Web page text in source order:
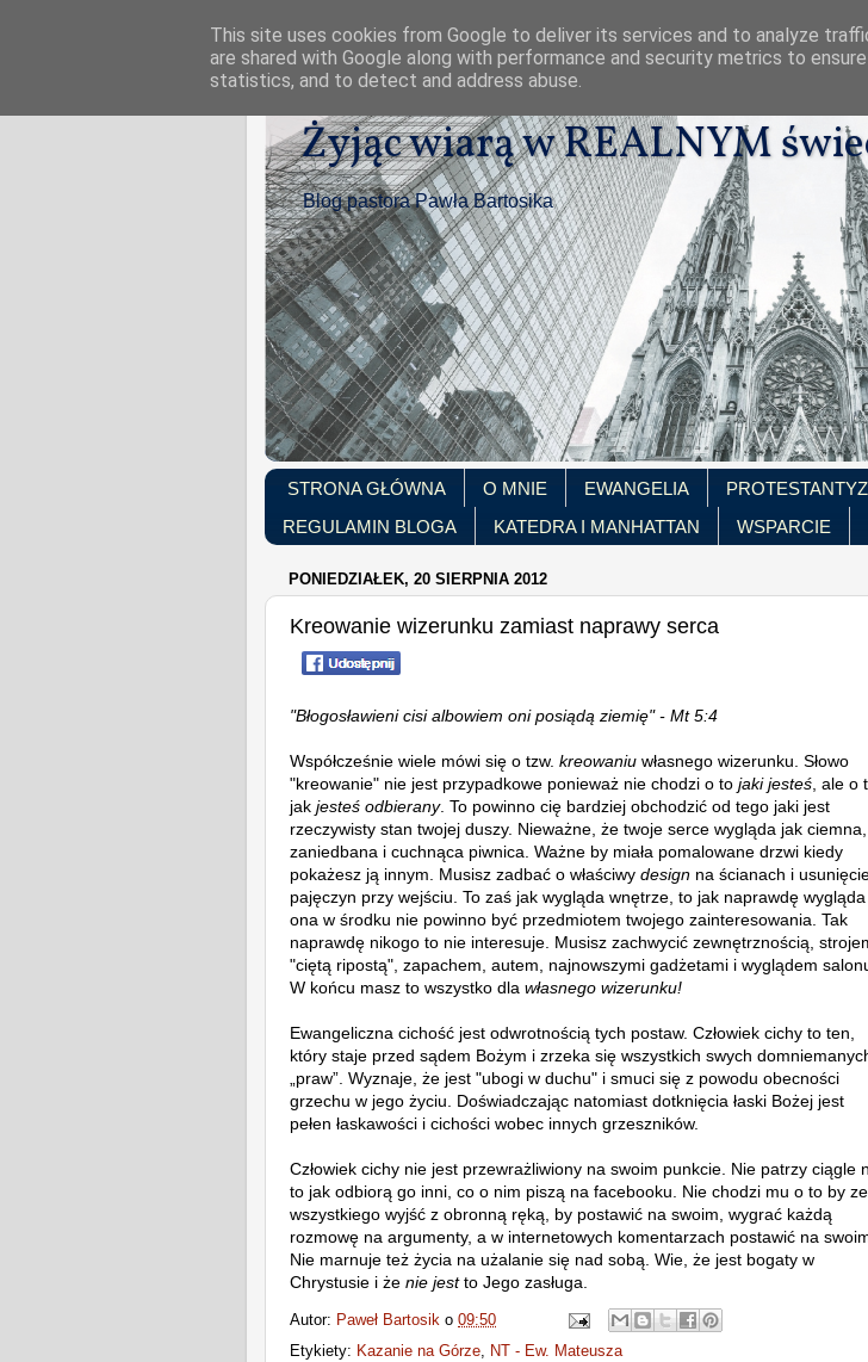
Żyjąc wiarą w REALNYM
Blog pastora Pawła Bartosika
STRONA GŁÓWNA O MNIE EWANGELIA
REGULAMIN BLOGA
KATEDRA I MANHATTAN WSPARCIE
PONIEDZIAŁEK, 20 SIERPNIA 2012
Kreowanie wizerunku zamiast naprawy serca
"Błogosławieni cisi albowiem oni posiądą ziemię" - Mt 5:4
Współcześnie wiele mówi się o tzw. kreowaniu własnego wizerunku. Słowo
"kreowanie" nie jest przypadkowe ponieważ nie chodzi o to jaki jesteś , ale o
jak jesteś odbierany. To powinno cię bardziej obchodzić od tego jaki jest
rzeczywisty stan twojej duszy. Nieważne, że twoje serce wygląda jak ciemna,
zaniedbana i cuchnąca piwnica. Ważne by miała pomalowane drzwi kiedy
pokażesz ją innym. Musisz zadbać o właściwy design na ścianach i
pajęczyn przy wejściu. To zaś jak wygląda wnętrze, to jak naprawdę wygląda
ona w środku nie powinno być przedmiotem twojego zainteresowania. Tak
naprawdę nikogo to nie interesuje. Musisz zachwycić zewnętrznością,
"ciętą ripostą", zapachem, autem, najnowszymi gadżetami i wyglądem
W końcu masz to wszystko dla własnego wizerunku!
Ewangeliczna cichość jest odwrotnością tych postaw. Człowiek cichy to ten,
który staje przed sądem Bożym i zrzeka się wszystkich swych
„praw”. Wyznaje, że jest "ubogi w duchu" i smuci się z powodu obecności
grzechu w jego życiu. Doświadczając natomiast dotknięcia łaski Bożej jest
pełen łaskawości i cichości wobec innych grzeszników.
Człowiek cichy nie jest przewrażliwiony na swoim punkcie. Nie patrzy ciągle
to jak odbiorą go inni, co o nim piszą na facebooku. Nie chodzi mu o to by ze
wszystkiego wyjść z obronną ręką, by postawić na swoim, wygrać każdą
rozmowę na argumenty, a w internetowych komentarzach postawić na
Nie marnuje też życia na użalanie się nad sobą. Wie, że jest bogaty w
Chrystusie i że nie jestto Jego zasługa.
Autor: Paweł Bartosik o 09:50
Etykiety: Kazanie na Górze, NT - Ew. Mateusza
This site uses cookies from Google to deliver its services and to analyze
are shared with Google along with performance and security metrics to
statistics, and to detect and address abuse.